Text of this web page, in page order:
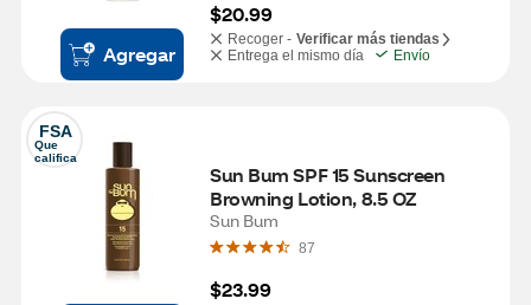
Agregar
$20.99
Recoger - Verificar más tiendas
Entrega el mismo día
Envío
FSA
Que
califica
Sun Bum SPF 15 Sunscreen
Browning Lotion, 8.5 OZ
Sun Bum
87
$23.99